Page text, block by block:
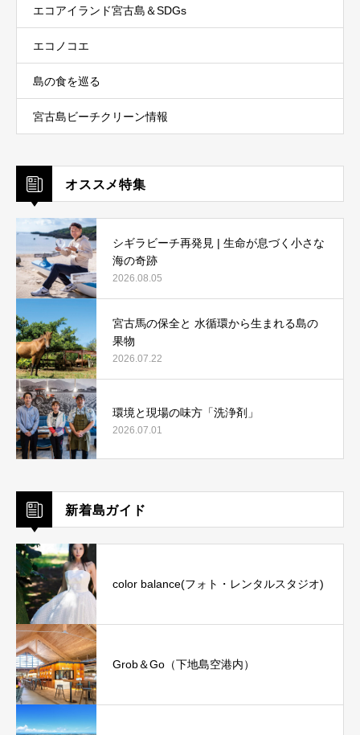
エコアイランド宮古島＆SDGs
エコノコエ
島の食を巡る
宮古島ビーチクリーン情報
オススメ特集
シギラビーチ再発見 | 生命が息づく小さな
海の奇跡
2026.08.05
宮古馬の保全と 水循環から生まれる島の
果物
2026.07.22
環境と現場の味方「洗浄剤」
2026.07.01
新着島ガイド
color balance(フォト・レンタルスタジオ)
Grob＆Go（下地島空港内）